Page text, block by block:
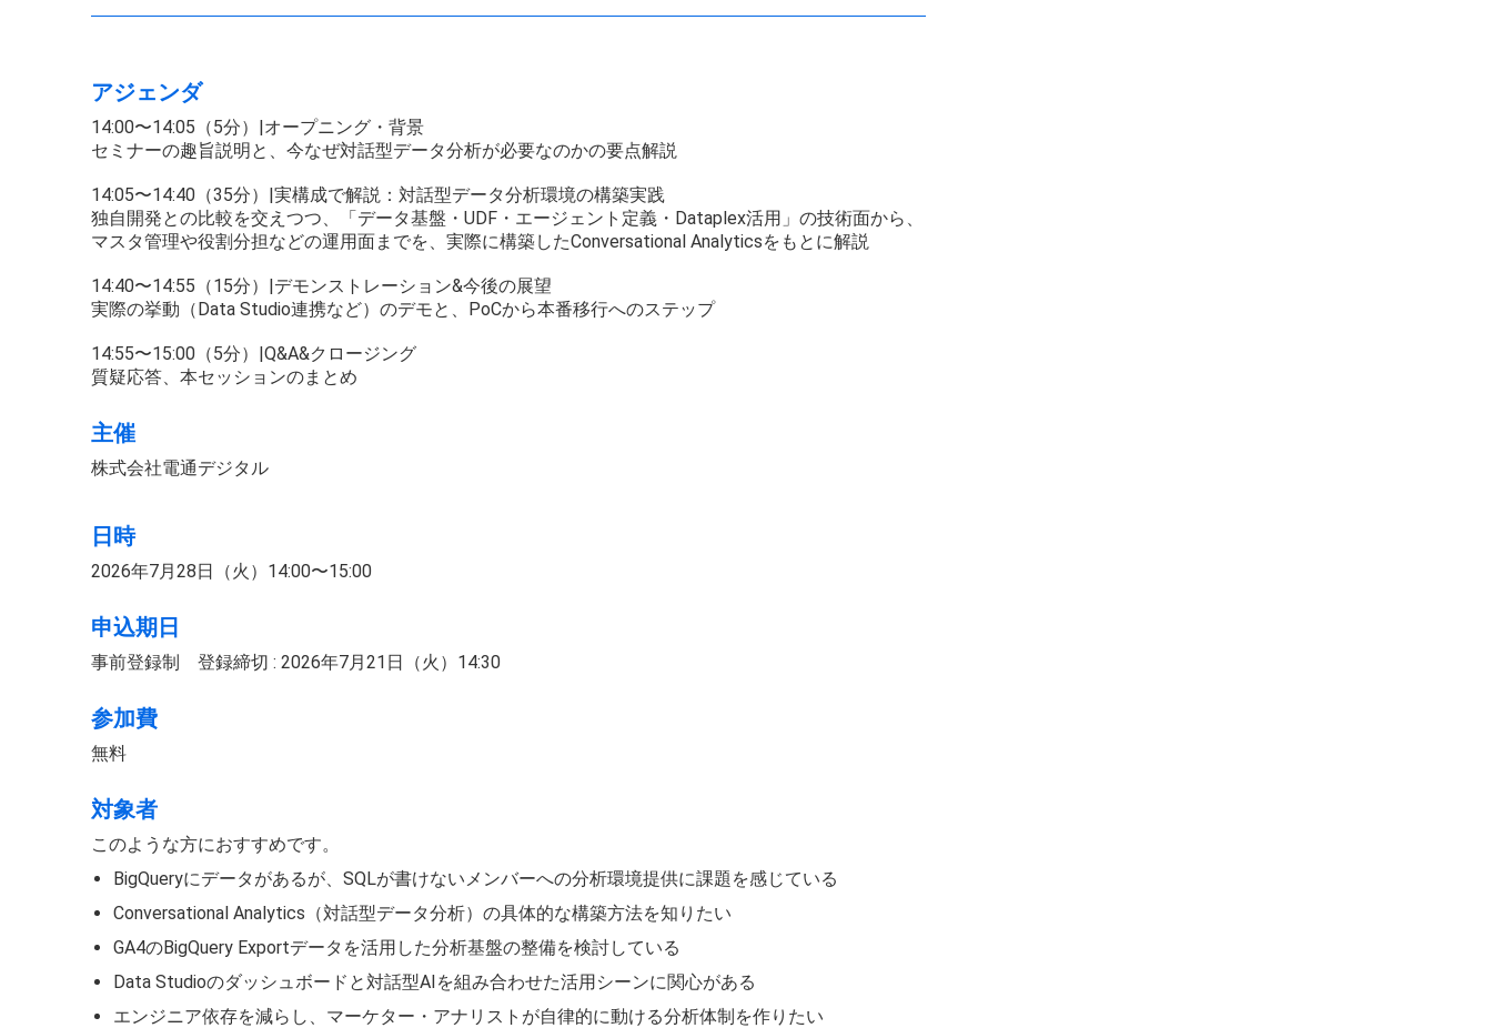
アジェンダ
14:00〜14:05（5分）|オープニング・背景
セミナーの趣旨説明と、今なぜ対話型データ分析が必要なのかの要点解説
14:05〜14:40（35分）|実構成で解説：対話型データ分析環境の構築実践
独自開発との比較を交えつつ、「データ基盤・UDF・エージェント定義・Dataplex活用」の技術面から、
マスタ管理や役割分担などの運用面までを、実際に構築したConversational Analyticsをもとに解説
14:40〜14:55（15分）|デモンストレーション&今後の展望
実際の挙動（Data Studio連携など）のデモと、PoCから本番移行へのステップ
14:55〜15:00（5分）|Q&A&クロージング
質疑応答、本セッションのまとめ
主催
株式会社電通デジタル
日時
2026年7月28日（火）14:00〜15:00
申込期日
事前登録制 登録締切 : 2026年7月21日（火）14:30
参加費
無料
対象者
このような方におすすめです。
BigQueryにデータがあるが、SQLが書けないメンバーへの分析環境提供に課題を感じている
Conversational Analytics（対話型データ分析）の具体的な構築方法を知りたい
GA4のBigQuery Exportデータを活用した分析基盤の整備を検討している
Data Studioのダッシュボードと対話型AIを組み合わせた活用シーンに関心がある
エンジニア依存を減らし、マーケター・アナリストが自律的に動ける分析体制を作りたい